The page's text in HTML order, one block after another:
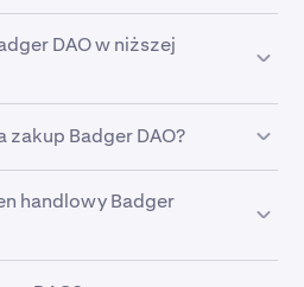
DAO w niższej
kupić Badger DAO,
do określonego poziomu.
Badger DAO?
wielu inwestorów decyduje
zakupom cyklicznym
handlowy Badger